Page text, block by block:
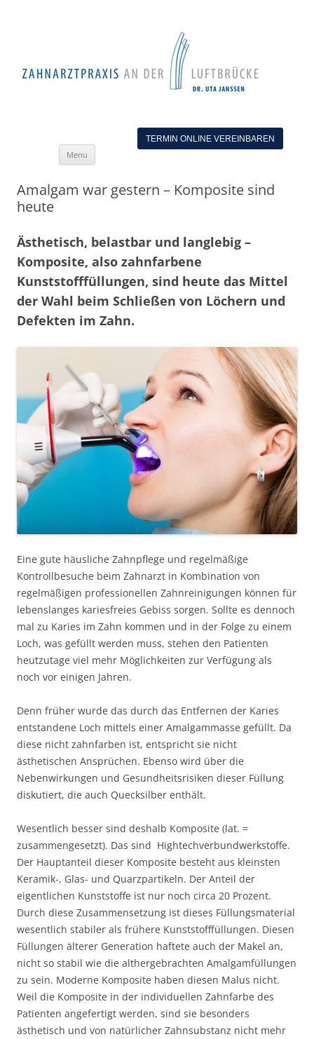
TERMIN ONLINE VEREINBAREN
Menu
Amalgam war gestern – Komposite sind
heute
Ästhetisch, belastbar und langlebig –
Komposite, also zahnfarbene
Kunststofffüllungen, sind heute das Mittel
der Wahl beim Schließen von Löchern und
Defekten im Zahn.
Eine gute häusliche Zahnpflege und regelmäßige
Kontrollbesuche beim Zahnarzt in Kombination von
regelmäßigen professionellen Zahnreinigungen können für
lebenslanges kariesfreies Gebiss sorgen. Sollte es dennoch
mal zu Karies im Zahn kommen und in der Folge zu einem
Loch, was gefüllt werden muss, stehen den Patienten
heutzutage viel mehr Möglichkeiten zur Verfügung als
noch vor einigen Jahren.
Denn früher wurde das durch das Entfernen der Karies
entstandene Loch mittels einer Amalgammasse gefüllt. Da
diese nicht zahnfarben ist, entspricht sie nicht
ästhetischen Ansprüchen. Ebenso wird über die
Nebenwirkungen und Gesundheitsrisiken dieser Füllung
diskutiert, die auch Quecksilber enthält.
Wesentlich besser sind deshalb Komposite (lat. =
zusammengesetzt). Das sind Hightechverbundwerkstoffe.
Der Hauptanteil dieser Komposite besteht aus kleinsten
Keramik-, Glas- und Quarzpartikeln. Der Anteil der
eigentlichen Kunststoffe ist nur noch circa 20 Prozent.
Durch diese Zusammensetzung ist dieses Füllungsmaterial
wesentlich stabiler als frühere Kunststofffüllungen. Diesen
Füllungen älterer Generation haftete auch der Makel an,
nicht so stabil wie die althergebrachten Amalgamfüllungen
zu sein. Moderne Komposite haben diesen Malus nicht.
Weil die Komposite in der individuellen Zahnfarbe des
Patienten angefertigt werden, sind sie besonders
ästhetisch und von natürlicher Zahnsubstanz nicht mehr